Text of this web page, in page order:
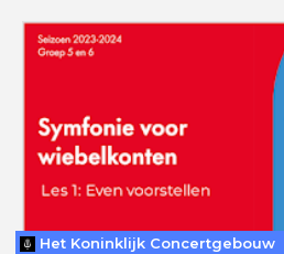
Het Koninklijk Concertgebouw